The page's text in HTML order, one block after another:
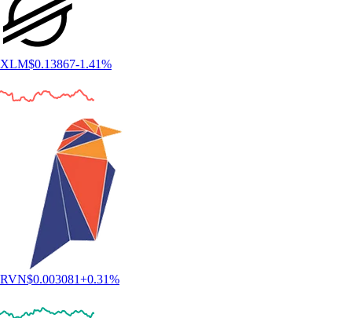
XLM$0.13867-1.41%
RVN$0.003081+0.31%